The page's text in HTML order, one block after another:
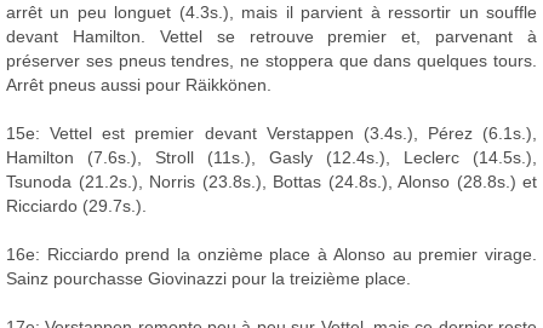
arrêt un peu longuet (4.3s.), mais il parvient à ressortir un souffle
devant Hamilton. Vettel se retrouve premier et, parvenant à
préserver ses pneus tendres, ne stoppera que dans quelques tours.
Arrêt pneus aussi pour Räikkönen.
15e: Vettel est premier devant Verstappen (3.4s.), Pérez (6.1s.),
Hamilton (7.6s.), Stroll (11s.), Gasly (12.4s.), Leclerc (14.5s.),
Tsunoda (21.2s.), Norris (23.8s.), Bottas (24.8s.), Alonso (28.8s.) et
Ricciardo (29.7s.).
16e: Ricciardo prend la onzième place à Alonso au premier virage.
Sainz pourchasse Giovinazzi pour la treizième place.